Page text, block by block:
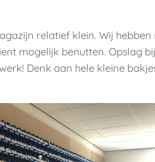
relatief klein. Wij hebben
mogelijk benutten. Opslag bij
Denk aan hele kleine